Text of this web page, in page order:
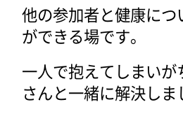
他の参加者と健康に
ができる場です。
一人で抱えてしまい
さんと一緒に解決しま